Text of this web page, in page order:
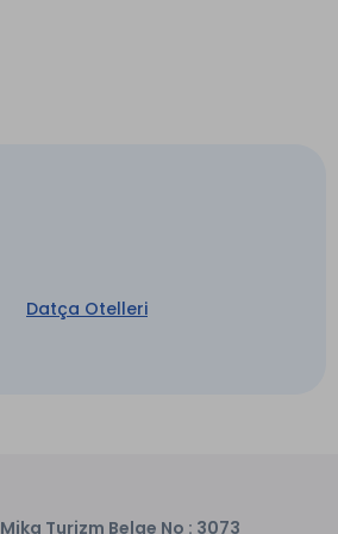
Datça Otelleri
Mika Turizm Belge No : 3073